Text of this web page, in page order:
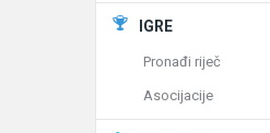
IGRE
Pronađi riječ
Asocijacije